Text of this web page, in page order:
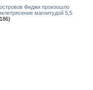
Фиджи произошло
магнитудой 5,5